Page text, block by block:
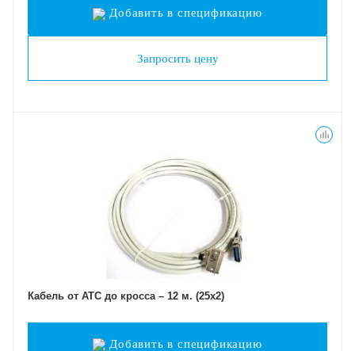
Добавить в спецификацию
Запросить цену
Кабель от АТС до кросса – 12 м. (25х2)
Добавить в спецификацию